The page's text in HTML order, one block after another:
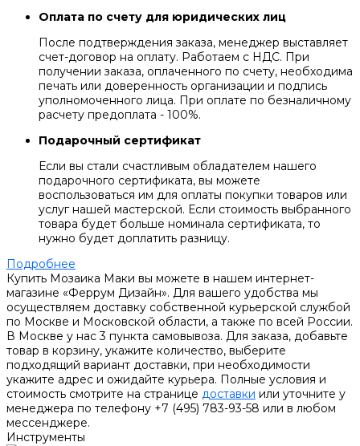
Оплата по счету для юридических лиц
После подтверждения заказа, менеджер выставляет
счет-договор на оплату. Работаем с НДС. При
получении заказа, оплаченного по счету, необходима
печать или доверенность организации и подпись
уполномоченного лица. При оплате по безналичному
расчету предоплата - 100%.
Подарочный сертификат
Если вы стали счастливым обладателем нашего
подарочного сертификата, вы можете
воспользоваться им для оплаты покупки товаров или
услуг нашей мастерской. Если стоимость выбранного
товара будет больше номинала сертификата, то
нужно будет доплатить разницу.
Подробнее
Купить Мозаика Маки вы можете в нашем интернет-
магазине «Феррум Дизайн». Для вашего удобства мы
осуществляем доставку собственной курьерской службой
по Москве и Московской области, а также по всей России.
В Москве у нас 3 пункта самовывоза. Для заказа, добавьте
товар в корзину, укажите количество, выберите
подходящий вариант доставки, при необходимости
укажите адрес и ожидайте курьера. Полные условия и
стоимость смотрите на странице доставки или уточните у
менеджера по телефону +7 (495) 783-93-58 или в любом
мессенджере.
Инструменты